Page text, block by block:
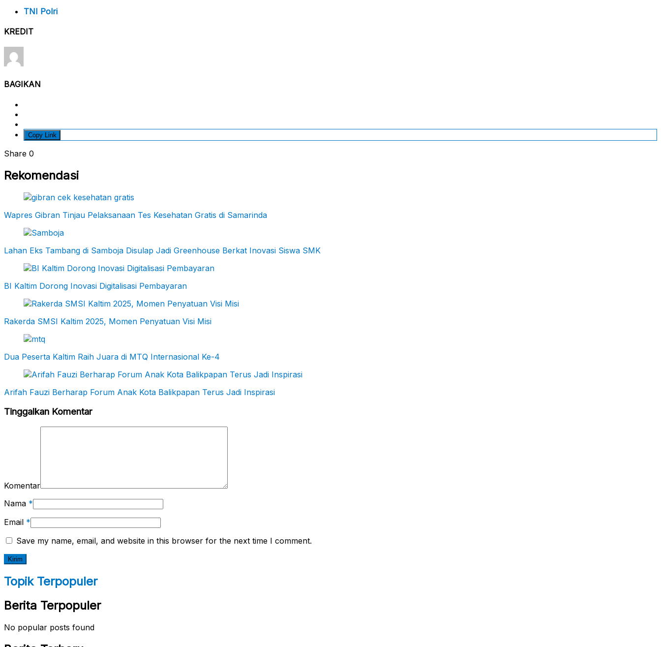
TNI Polri
KREDIT
BAGIKAN
Copy Link
Share 0
Rekomendasi
Wapres Gibran Tinjau Pelaksanaan Tes Kesehatan Gratis di Samarinda
Lahan Eks Tambang di Samboja Disulap Jadi Greenhouse Berkat Inovasi Siswa SMK
BI Kaltim Dorong Inovasi Digitalisasi Pembayaran
Rakerda SMSI Kaltim 2025, Momen Penyatuan Visi Misi
Dua Peserta Kaltim Raih Juara di MTQ Internasional Ke-4
Arifah Fauzi Berharap Forum Anak Kota Balikpapan Terus Jadi Inspirasi
Tinggalkan Komentar
Komentar
Nama *
Email *
Save my name, email, and website in this browser for the next time I comment.
Topik Terpopuler
Berita Terpopuler
No popular posts found